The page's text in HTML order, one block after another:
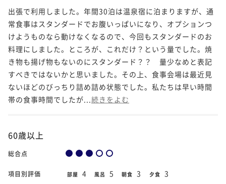
出張で利用しました。年間30泊は温泉宿に泊まりますが、通
常食事はスタンダードでお腹いっぱいになり、オプションつ
けようものなら動けなくなるので、今回もスタンダードのお
料理にしました。ところが、これだけ？という量でした。焼
き物も揚げ物もないのにスタンダード？？ 量少なめと表記
すべきではないかと思いました。その上、食事会場は最近見
ないほどのびっちり詰め詰め状態でした。私たちは早い時間
帯の食事時間でしたが... 続きをよむ
60歳以上
総合点
項目別評価 部屋 4 風呂 5 朝食 3 夕食 3